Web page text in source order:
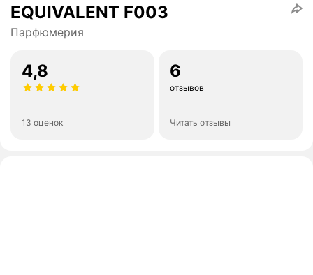
EQUIVALENT F003
Парфюмерия
4,8
13 оценок
6
отзывов
Читать отзывы